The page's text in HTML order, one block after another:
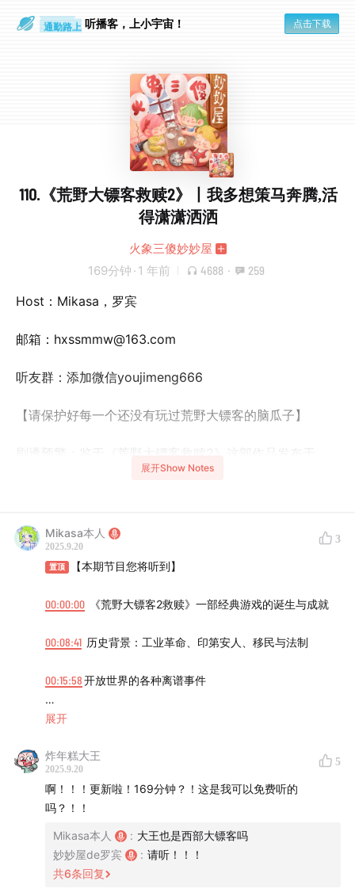
通勤路上 听播客，上小宇宙！ 点击下载
110.《荒野大镖客救赎2》丨我多想策马奔腾,活
得潇潇洒洒
火象三傻妙妙屋
169分钟 · 1 年前 4688 · 259
Host：Mikasa，罗宾
邮箱：hxssmmw@163.com
听友群：添加微信youjimeng666
【请保护好每一个还没有玩过荒野大镖客的脑瓜子】
剧透预警：鉴于《荒野大镖客救赎2》这部作品发布于
2018年，距今已经7年过去，因此我们今天将会展开全剧
100小时的游戏。
全屋的，Mikasa是2025年玩完的，而萌仔因为害怕被剧
享我们的游玩体验～包括Mikasa如何想做一名荒野大善
人，又如何在重要剧情前难以保持仪容仪表；罗宾她为何
落泪，且频频爆出“xx必须死“；帮主达奇到底有什么普烂
（plan），而主角亚瑟和小兄弟约翰会走向什么样的结
局？每个人都会有属于自己的荒野记忆。
【当之无愧的第九艺术】
《荒野大镖客救赎2》是著名游戏公司R星开发的一款开放
世界动作冒险游戏，这部游戏在当年斥巨资5.4亿美元，耗
展开Show Notes
Mikasa本人
2025.9.20
3
置顶 【本期节目您将听到】
00:00:00 《荒野大镖客2救赎》一部经典游戏的诞生与成就
00:08:41 历史背景：工业革命、印第安人、移民与法制
00:15:58开放世界的各种离谱事件
00:44:04
00:54:54亚瑟和约翰：破碎的兄弟俩
01:41:12 用两个字形容达奇的一生：普烂
01:58:12女武神沙迪阿德勒
02:29:37 约翰别盖房子了快去干掉内个谁
展开
炸年糕大王
2025.9.20
5
啊！！！更新啦！169分钟？！这是我可以免费听的
吗？！！
Mikasa本人 : 大王也是西部大镖客吗
妙妙屋de罗宾
: 请听！！！
共6条回复